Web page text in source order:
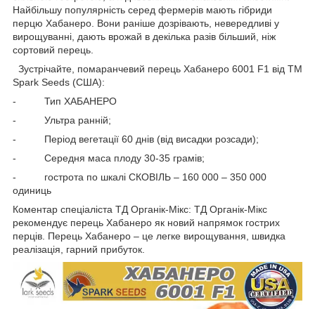
Найбільшу популярність серед фермерів мають гібриди
перцю Хабанеро. Вони раніше дозрівають, невередливі у
вирощуванні, дають врожай в декілька разів більший, ніж
сортовий перець.
Зустрічайте, помаранчевий перець Хабанеро 6001 F1 від ТМ
Spark Seeds (США):
- Тип ХАБАНЕРО
- Ультра ранній;
- Період вегетації 60 днів (від висадки розсади);
- Середня маса плоду 30-35 грамів;
- гострота по шкалі СКОВІЛЬ – 160 000 – 350 000
одиниць
Коментар спеціаліста ТД Органік-Мікс: ТД Органік-Мікс
рекомендує перець Хабанеро як новий напрямок гострих
перців. Перець Хабанеро – це легке вирощування, швидка
реалізація, гарний прибуток.